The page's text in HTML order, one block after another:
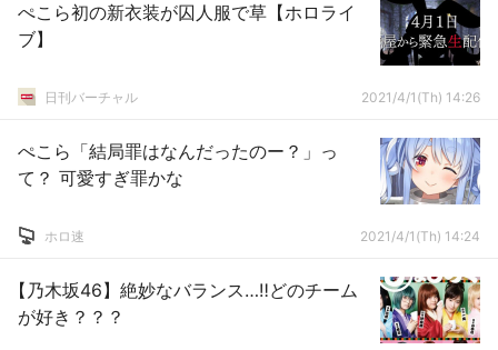
ぺこら初の新衣装が囚人服で草【ホロライ
ブ】
日刊バーチャル 2021/4/1(Th) 14:26
ぺこら「結局罪はなんだったのー？」っ
て？ 可愛すぎ罪かな
ホロ速 2021/4/1(Th) 14:24
【乃木坂46】絶妙なバランス…‼どのチーム
が好き？？？